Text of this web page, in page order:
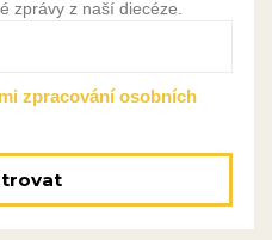
zprávy z naší diecéze.
zpracování osobních